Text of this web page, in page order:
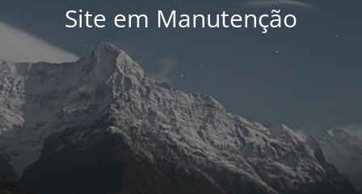
Site em Manutenção